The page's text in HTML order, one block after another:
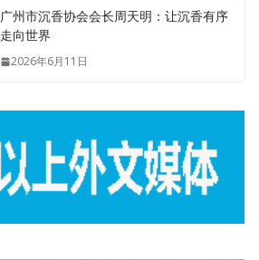
广州市沉香协会会长周天明：让沉香有序
走向世界
2026年6月11日